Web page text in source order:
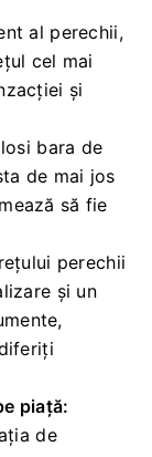
al perechii,
cel mai
și
bara de
de mai jos
să fie
perechii
și un
piață:
de